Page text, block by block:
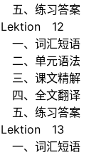
五、练习答案
Lektion 12
一、词汇短语
二、单元语法
三、课文精解
四、全文翻译
五、练习答案
Lektion 13
一、词汇短语